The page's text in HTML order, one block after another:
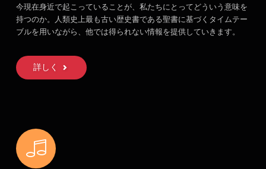
今現在身近で起こっていることが、私たちにとってどういう意味を
持つのか。人類史上最も古い歴史書である聖書に基づくタイムテー
ブルを用いながら、他では得られない情報を提供していきます。
詳しく